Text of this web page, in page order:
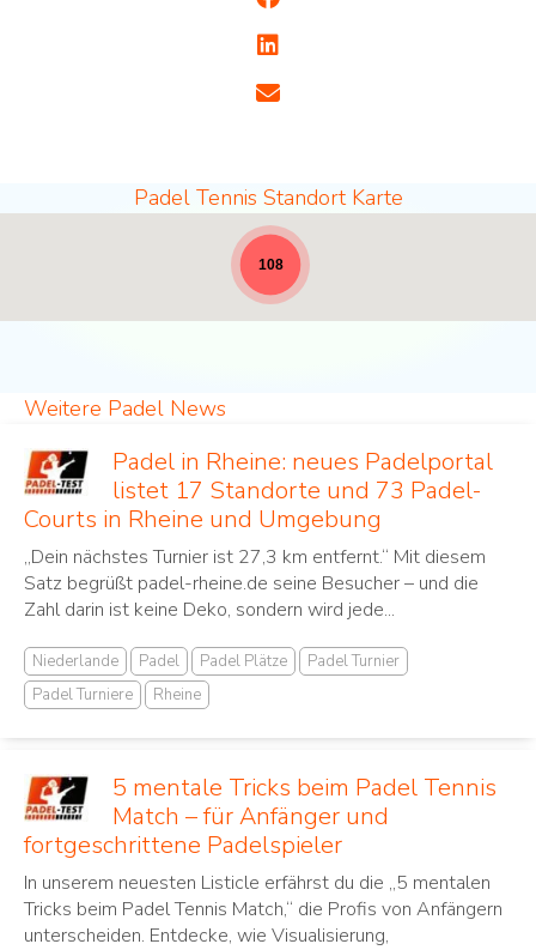
Padel Tennis Standort Karte
Padel Standorte - volle Breite für News [19]
108
Weitere Padel News
Padel in Rheine: neues Padelportal
listet 17 Standorte und 73 Padel-
Courts in Rheine und Umgebung
„Dein nächstes Turnier ist 27,3 km entfernt.“ Mit diesem
Satz begrüßt padel-rheine.de seine Besucher – und die
Zahl darin ist keine Deko, sondern wird jede...
Niederlande Padel Padel Plätze
Padel Turnier
Padel Turniere
Rheine
5 mentale Tricks beim Padel Tennis
Match – für Anfänger und
fortgeschrittene Padelspieler
In unserem neuesten Listicle erfährst du die „5 mentalen
Tricks beim Padel Tennis Match,“ die Profis von Anfängern
unterscheiden. Entdecke, wie Visualisierung,